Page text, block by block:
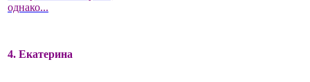
однако...
4. Екатерина